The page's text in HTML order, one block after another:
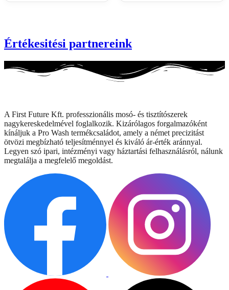
Értékesitési partnereink
A First Future Kft. professzionális mosó- és tisztítószerek
nagykereskedelmével foglalkozik. Kizárólagos forgalmazóként
kínáljuk a Pro Wash termékcsaládot, amely a német precizitást
ötvözi megbízható teljesítménnyel és kiváló ár-érték aránnyal.
Legyen szó ipari, intézményi vagy háztartási felhasználásról, nálunk
megtalálja a megfelelő megoldást.